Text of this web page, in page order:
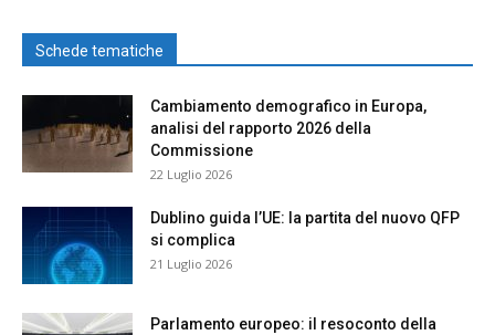
Schede tematiche
Cambiamento demografico in Europa,
analisi del rapporto 2026 della
Commissione
22 Luglio 2026
Dublino guida l’UE: la partita del nuovo QFP
si complica
21 Luglio 2026
Parlamento europeo: il resoconto della